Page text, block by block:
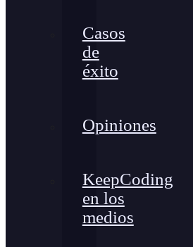
Casos
de
éxito
Opiniones
KeepCoding
en los
medios